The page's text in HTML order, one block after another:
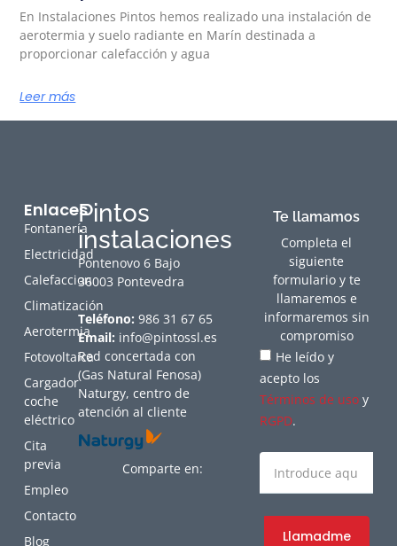
En Instalaciones Pintos hemos realizado una instalación de
aerotermia y suelo radiante en Marín destinada a
proporcionar calefacción y agua
Leer más
Pintos
instalaciones
Pontenovo 6 Bajo
36003 Pontevedra
Teléfono: 986 31 67 65
Email: info@pintossl.es
Red concertada con
(Gas Natural Fenosa)
Naturgy, centro de
atención al cliente
Comparte en:
Enlaces
Fontanería
Electricidad
Calefaccion
Climatización
Aerotermia
Fotovoltaica
Cargador
coche
eléctrico
Cita
previa
Empleo
Contacto
Blog
Te llamamos
Completa el
siguiente
formulario y te
llamaremos e
informaremos sin
compromiso
He leído y
acepto los
Términos de uso y
RGPD.
Llamadme